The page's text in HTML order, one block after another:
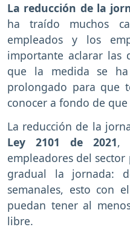
La reducción de la
ha traído muchos
empleados y los
importante aclarar las
que la medida se
prolongado para que
conocer a fondo de que
La reducción de la
Ley 2101 de 2021,
empleadores del
gradual la jornada:
semanales, esto con
puedan tener al
libre.